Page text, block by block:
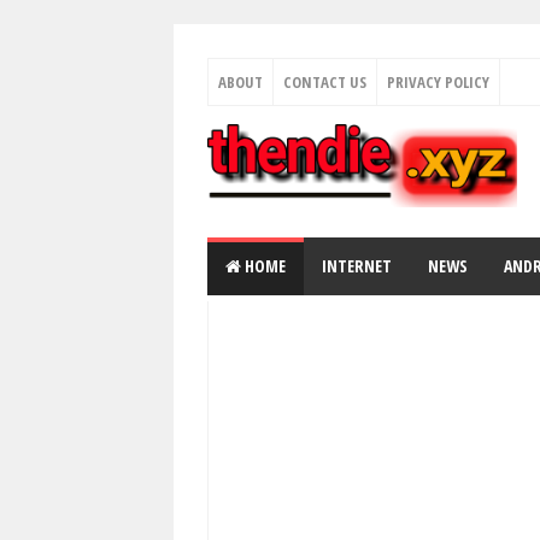
ABOUT CONTACT US PRIVACY POLICY
HOME INTERNET NEWS